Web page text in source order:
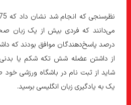
درصد پاسخ‌دهندگان موافق بودند که
از داشتن عضله شش تکه شکم یا
شاید از ثبت نام در باشگاه ورزشی
یک به یادگیری زبان انگلیسی برسید.